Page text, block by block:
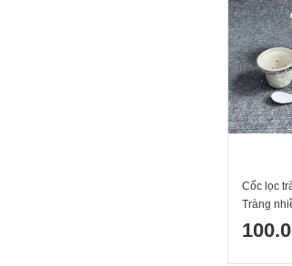
Cốc lọc
Tràng
sen 1